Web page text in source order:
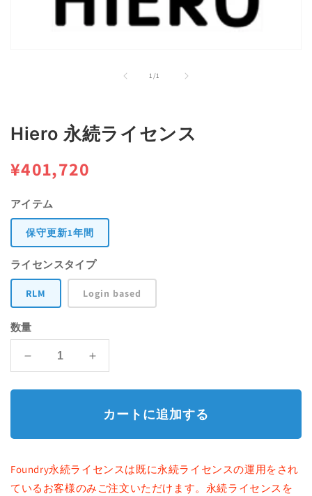
デ
ィ
(1)
を
く
1/
の1
Hiero 永続ライセンス
通
常
価
格
¥401,720
アイテム
保守更新1年間
ライセンスタイプ
RLM Login based
数量
ス
Hiero
ス
カートに追加する
Foundry永続ライセンスは既に永続ライセンスの運用をされ
ているお客様のみご注文いただけます。永続ライセンスを